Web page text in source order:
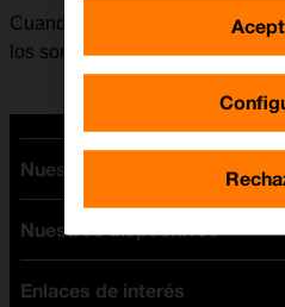
Cuando se activa el modo
los sonidos del móvil.
Nuestras tarifas
Tarifas Orange
Tarifas fibra y móvil
Nuestros dispositivos
Ofertas en móviles
Enlaces de interés